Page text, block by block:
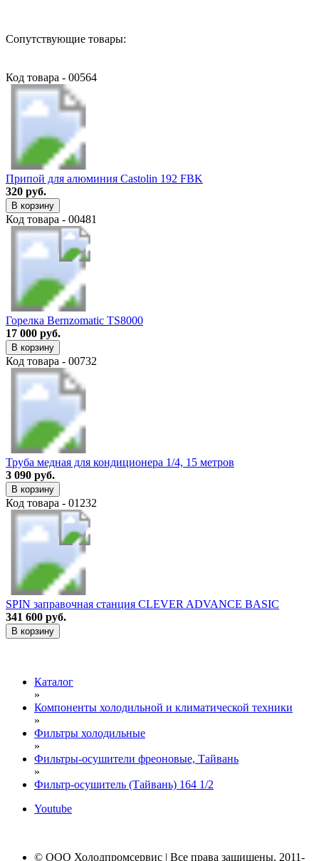
Сопутствующие товары:
Код товара - 00564
Припой для алюминия Castolin 192 FBK
320 руб.
В корзину
Код товара - 00481
Горелка Bernzomatic TS8000
17 000 руб.
В корзину
Код товара - 00732
Труба медная для кондиционера 1/4, 15 метров
3 090 руб.
В корзину
Код товара - 01232
SPIN заправочная станция CLEVER ADVANCE BASIC
341 600 руб.
В корзину
Каталог
»
Компоненты холодильной и климатической техники
»
Фильтры холодильные
»
Фильтры-осушители фреоновые, Тайвань
»
Фильтр-осушитель (Тайвань) 164 1/2
Youtube
© ООО Холодпромсервис | Все права защищены, 2011-